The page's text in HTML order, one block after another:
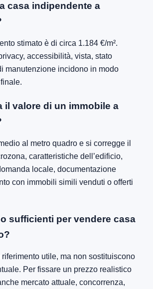
casa indipendente a
stimato è di circa 1.184 €/m².
accessibilità, vista, stato
manutenzione incidono in modo
il valore di un immobile a
al metro quadro e si corregge il
caratteristiche dell’edificio,
locale, documentazione
con immobili simili venduti o offerti
sufficienti per vendere casa
riferimento utile, ma non sostituiscono
Per fissare un prezzo realistico
mercato attuale, concorrenza,